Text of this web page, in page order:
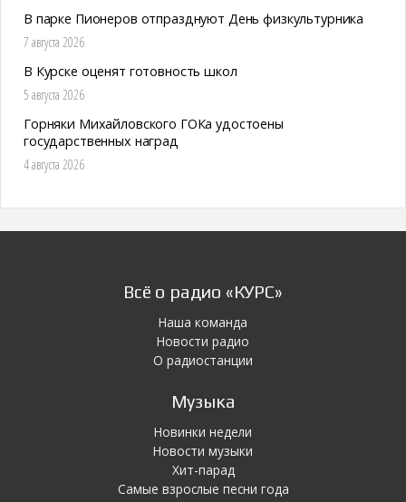
В парке Пионеров отпразднуют День физкультурника
7 августа 2026
В Курске оценят готовность школ
5 августа 2026
Горняки Михайловского ГОКа удостоены
государственных наград
4 августа 2026
Всё о радио «КУРС»
Наша команда
Новости радио
О радиостанции
Музыка
Новинки недели
Новости музыки
Хит-парад
Самые взрослые песни года